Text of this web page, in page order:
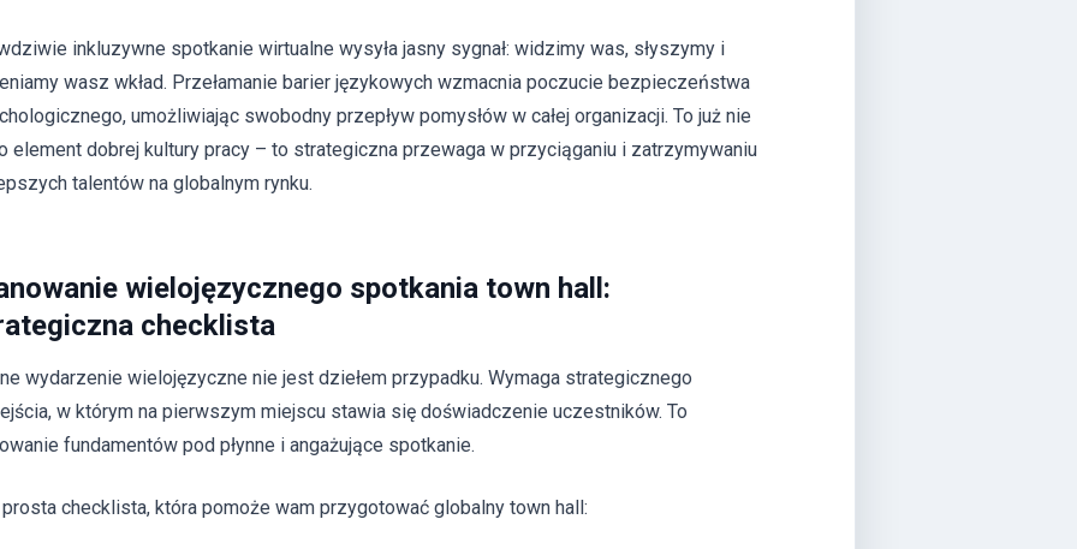
inkluzywne spotkanie wirtualne wysyła jasny sygnał: widzimy was, słyszymy i
wasz wkład. Przełamanie barier językowych wzmacnia poczucie bezpieczeństwa
umożliwiając swobodny przepływ pomysłów w całej organizacji. To już nie
element dobrej kultury pracy – to strategiczna przewaga w przyciąganiu i zatrzymywaniu
talentów na globalnym rynku.
wielojęzycznego spotkania town hall:
checklista
wydarzenie wielojęzyczne nie jest dziełem przypadku. Wymaga strategicznego
w którym na pierwszym miejscu stawia się doświadczenie uczestników. To
fundamentów pod płynne i angażujące spotkanie.
checklista, która pomoże wam przygotować globalny town hall: